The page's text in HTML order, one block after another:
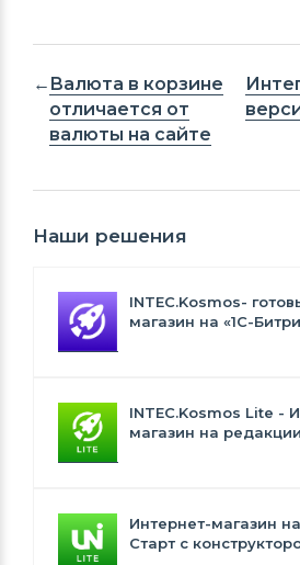
Валюта в корзине
отличается от
валюты на сайте
Наши решения
INTEC.Kosmos-
магазин на «1С-
INTEC.Kosmos Lite -
магазин на
Интернет-магазин
Старт с